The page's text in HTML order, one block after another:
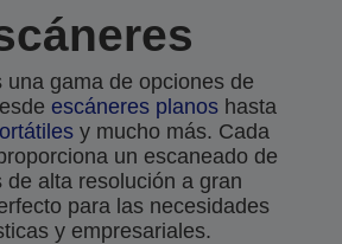
una gama de opciones de
escáneres planoshasta
y mucho más. Cada
un escaneado de
de alta resolución a gran
para las necesidades
y empresariales.